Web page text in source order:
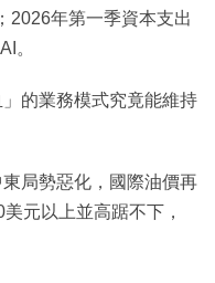
2026年第一季資本支出
。
的業務模式究竟能維持
局勢惡化，國際油價再
元以上並高踞不下，